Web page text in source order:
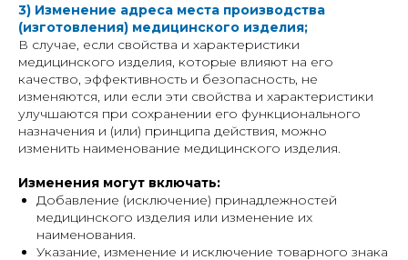
3) Изменение адреса места производства
(изготовления) медицинского изделия;
В случае, если свойства и характеристики
медицинского изделия, которые влияют на его
качество, эффективность и безопасность, не
изменяются, или если эти свойства и характеристики
улучшаются при сохранении его функционального
назначения и (или) принципа действия, можно
изменить наименование медицинского изделия.
Изменения могут включать:
Добавление (исключение) принадлежностей
медицинского изделия или изменение их
наименования.
Указание, изменение и исключение товарного знака